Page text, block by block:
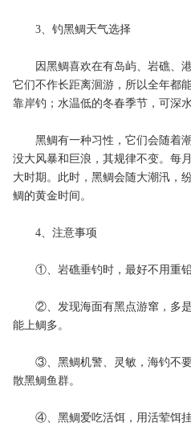
3、钓黑鲷天气选择
因黑鲷喜欢在有岛屿、岩礁、港
它们不作长距离洄游，所以全年都
靠岸钓；水温低的冬春季节，可深水
黑鲷有一种习性，它们会随着潮
没大风暴和巨浪，其规律不变。每
大时期。此时，黑鲷会随大潮汛，
鲷的黄金时间。
4、注意事项
①、岩礁垂钓时，最好不用重铅
②、发现海面有黑点游窜，多是
能上鲷多。
③、黑鲷机警、灵敏，海钓不要
散黑鲷鱼群。
④、黑鲷爱吃活饵，用活荤饵挂